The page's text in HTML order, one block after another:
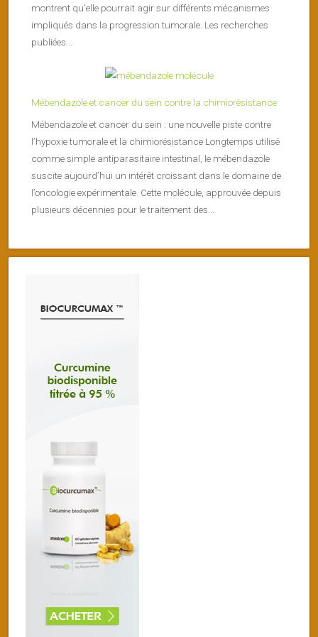
montrent qu’elle pourrait agir sur différents mécanismes
impliqués dans la progression tumorale. Les recherches
publiées...
Mébendazole et cancer du sein contre la chimiorésistance
Mébendazole et cancer du sein : une nouvelle piste contre
l’hypoxie tumorale et la chimiorésistance Longtemps utilisé
comme simple antiparasitaire intestinal, le mébendazole
suscite aujourd’hui un intérêt croissant dans le domaine de
l’oncologie expérimentale. Cette molécule, approuvée depuis
plusieurs décennies pour le traitement des...